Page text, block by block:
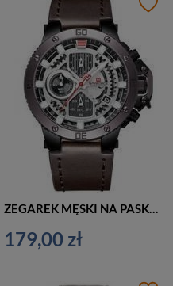
ZEGAREK MĘSKI NA PASKU CASUAL NAVIFORCE NF9159 - (zn105c) + BOX
179,00 zł